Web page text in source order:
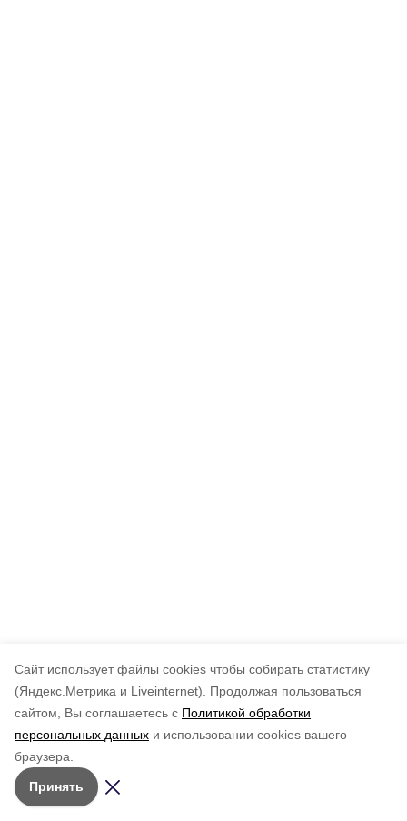
Cайт использует файлы cookies чтобы собирать статистику
(Яндекс.Метрика и Liveinternet).
Продолжая пользоваться
сайтом, Вы соглашаетесь с Политикой обработки
персональных данных и использовании cookies вашего
браузера.
Принять